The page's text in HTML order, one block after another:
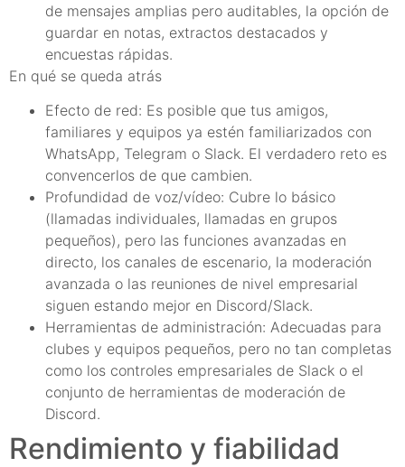
de mensajes amplias pero auditables, la opción de
guardar en notas, extractos destacados y
encuestas rápidas.
En qué se queda atrás
Efecto de red: Es posible que tus amigos,
familiares y equipos ya estén familiarizados con
WhatsApp, Telegram o Slack. El verdadero reto es
convencerlos de que cambien.
Profundidad de voz/vídeo: Cubre lo básico
(llamadas individuales, llamadas en grupos
pequeños), pero las funciones avanzadas en
directo, los canales de escenario, la moderación
avanzada o las reuniones de nivel empresarial
siguen estando mejor en Discord/Slack.
Herramientas de administración: Adecuadas para
clubes y equipos pequeños, pero no tan completas
como los controles empresariales de Slack o el
conjunto de herramientas de moderación de
Discord.
Rendimiento y fiabilidad